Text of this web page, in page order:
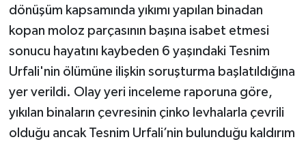
dönüşüm kapsamında yıkımı yapılan binadan
kopan moloz parçasının başına isabet etmesi
sonucu hayatını kaybeden 6 yaşındaki Tesnim
Urfali'nin ölümüne ilişkin soruşturma başlatıldığına
yer verildi. Olay yeri inceleme raporuna göre,
yıkılan binaların çevresinin çinko levhalarla çevrili
olduğu ancak Tesnim Urfali’nin bulunduğu kaldırım